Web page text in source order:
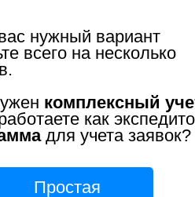
нужный вариант
всего на несколько
комплексный
как
для учета заявок?
Простая